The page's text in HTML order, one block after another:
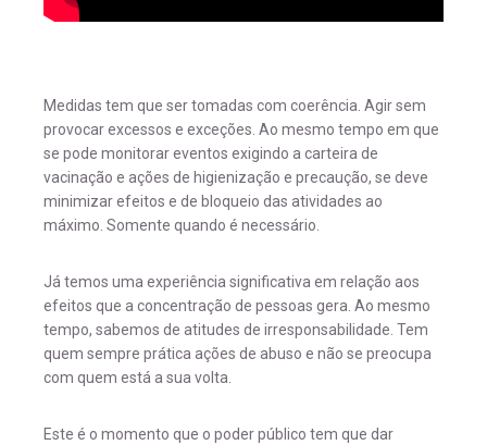
Medidas tem que ser tomadas com coerência. Agir sem
provocar excessos e exceções. Ao mesmo tempo em que
se pode monitorar eventos exigindo a carteira de
vacinação e ações de higienização e precaução, se deve
minimizar efeitos e de bloqueio das atividades ao
máximo. Somente quando é necessário.
Já temos uma experiência significativa em relação aos
efeitos que a concentração de pessoas gera. Ao mesmo
tempo, sabemos de atitudes de irresponsabilidade. Tem
quem sempre prática ações de abuso e não se preocupa
com quem está a sua volta.
Este é o momento que o poder público tem que dar